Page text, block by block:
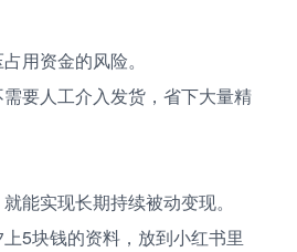
用资金的风险。
要人工介入发货，省下大量精
能实现长期持续被动变现。
5块钱的资料，放到小红书里